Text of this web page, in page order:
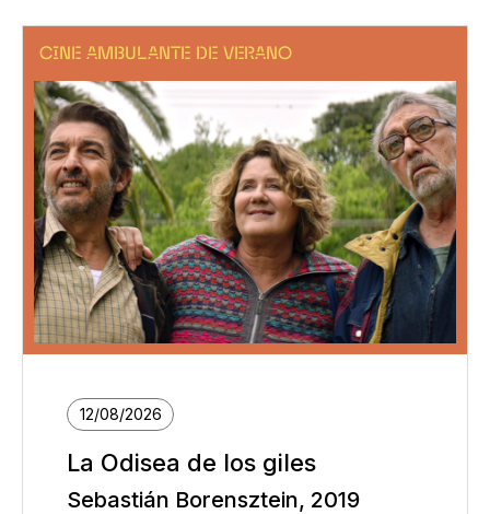
CINE AMBULANTE DE VERANO
12/08/2026
La Odisea de los giles
Sebastián Borensztein, 2019